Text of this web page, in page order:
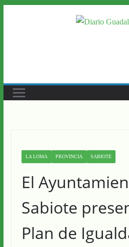
LA LOMA PROVINCIA SABIOTE
El
Sabiote
Plan de